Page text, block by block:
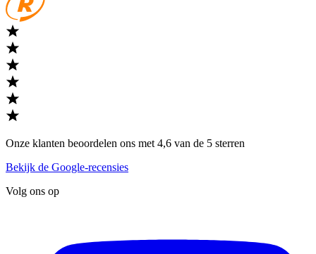
Onze klanten beoordelen ons met 4,6 van de 5 sterren
Bekijk de Google-recensies
Volg ons op